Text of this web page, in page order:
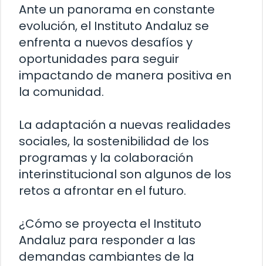
Ante un panorama en constante
evolución, el Instituto Andaluz se
enfrenta a nuevos desafíos y
oportunidades para seguir
impactando de manera positiva en
la comunidad.
La adaptación a nuevas realidades
sociales, la sostenibilidad de los
programas y la colaboración
interinstitucional son algunos de los
retos a afrontar en el futuro.
¿Cómo se proyecta el Instituto
Andaluz para responder a las
demandas cambiantes de la